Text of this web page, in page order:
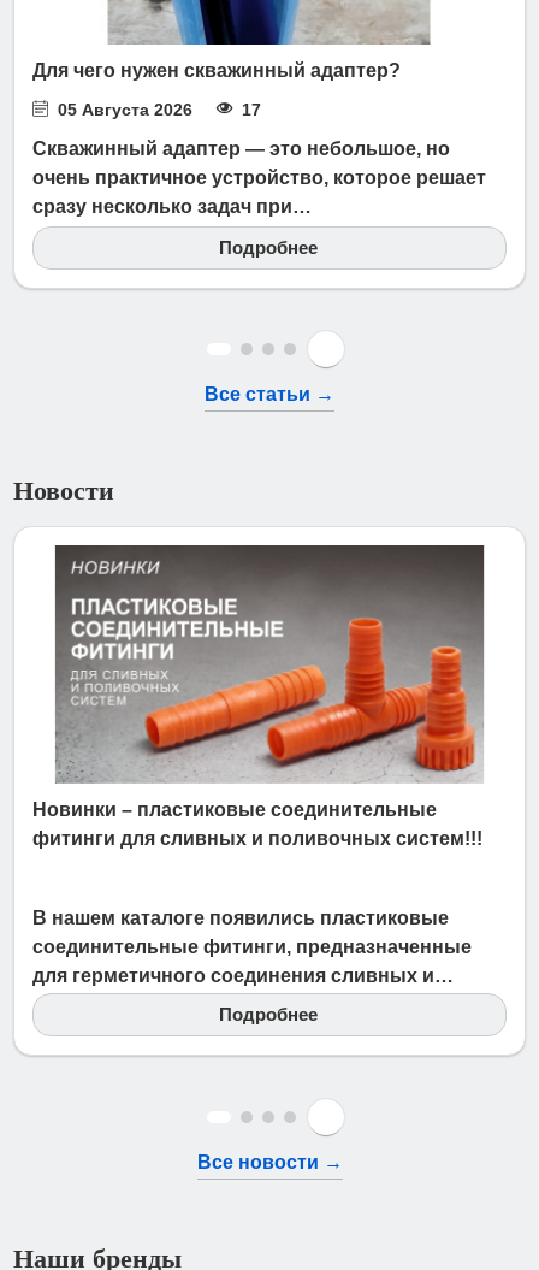
Для чего нужен скважинный адаптер?
05 Августа 2026 17
Скважинный адаптер — это небольшое, но
очень практичное устройство, которое решает
сразу несколько задач при…
Подробнее
Все статьи →
Новости
Новинки – пластиковые соединительные
фитинги для сливных и поливочных систем!!!
В нашем каталоге появились пластиковые
соединительные фитинги, предназначенные
для герметичного соединения сливных и…
Подробнее
Все новости →
Наши бренды